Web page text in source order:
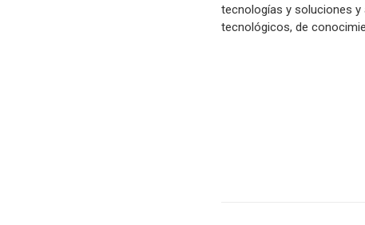
tecnologías y soluciones
tecnológicos, de